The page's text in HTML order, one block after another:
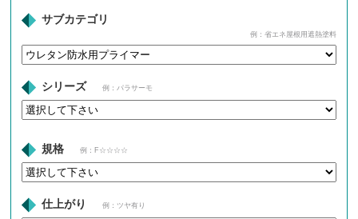
サブカテゴリ
例：省エネ屋根用遮熱塗料
シリーズ 例：パラサーモ
規格 例：F☆☆☆☆
仕上がり 例：ツヤ有り